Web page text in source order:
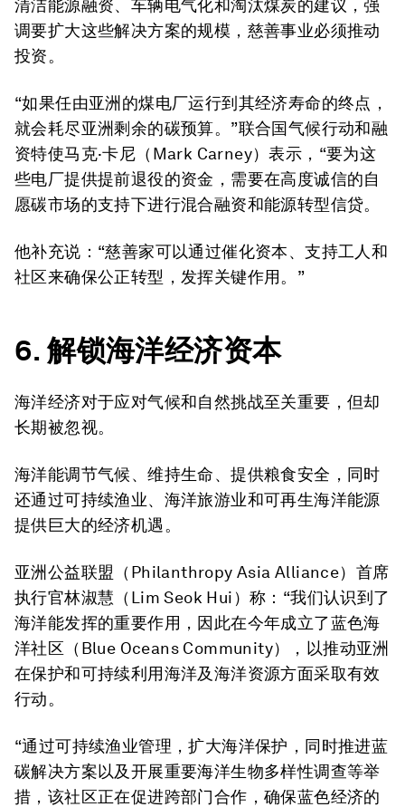
清洁能源融资、车辆电气化和淘汰煤炭的建议，强
调要扩大这些解决方案的规模，慈善事业必须推动
投资。
“如果任由亚洲的煤电厂运行到其经济寿命的终点，
就会耗尽亚洲剩余的碳预算。”联合国气候行动和融
资特使马克·卡尼（Mark Carney）表示，“要为这
些电厂提供提前退役的资金，需要在高度诚信的自
愿碳市场的支持下进行混合融资和能源转型信贷。
他补充说：“慈善家可以通过催化资本、支持工人和
社区来确保公正转型，发挥关键作用。”
6. 解锁海洋经济资本
海洋经济对于应对气候和自然挑战至关重要，但却
长期被忽视。
海洋能调节气候、维持生命、提供粮食安全，同时
还通过可持续渔业、海洋旅游业和可再生海洋能源
提供巨大的经济机遇。
亚洲公益联盟（Philanthropy Asia Alliance）首席
执行官林淑慧（Lim Seok Hui）称：“我们认识到了
海洋能发挥的重要作用，因此在今年成立了蓝色海
洋社区（Blue Oceans Community），以推动亚洲
在保护和可持续利用海洋及海洋资源方面采取有效
行动。
“通过可持续渔业管理，扩大海洋保护，同时推进蓝
碳解决方案以及开展重要海洋生物多样性调查等举
措，该社区正在促进跨部门合作，确保蓝色经济的